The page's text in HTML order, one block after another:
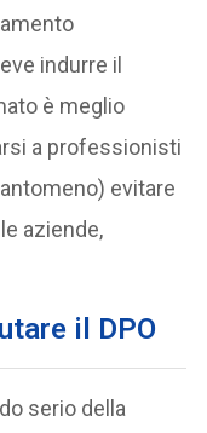
indurre il
è meglio
a professionisti
evitare
aziende,
il DPO
serio della